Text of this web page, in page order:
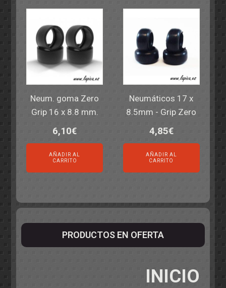
Neum. goma Zero
Grip 16 x 8.8 mm.
6,10€
AÑADIR AL
CARRITO
Neumáticos 17 x
8.5mm - Grip Zero
4,85€
AÑADIR AL
CARRITO
PRODUCTOS EN OFERTA
INICIO